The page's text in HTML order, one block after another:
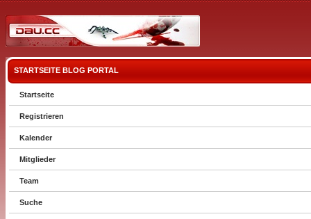
STARTSEITE BLOG PORTAL
Startseite
Registrieren
Kalender
Mitglieder
Team
Suche